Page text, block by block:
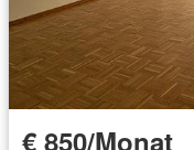
€ 850/Monat